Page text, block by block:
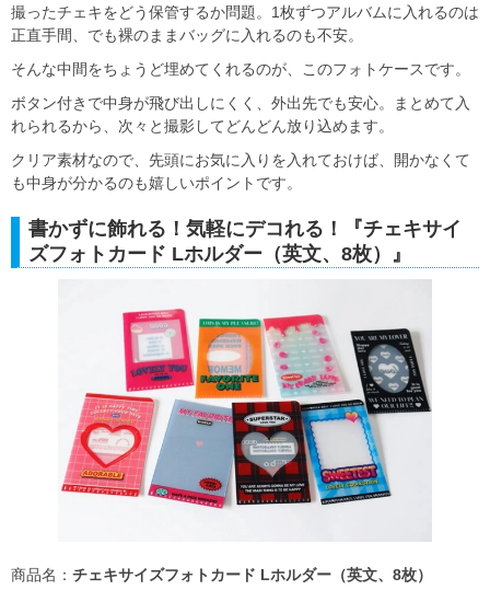
撮ったチェキをどう保管するか問題。1枚ずつアルバムに入れるのは
正直手間、でも裸のままバッグに入れるのも不安。
そんな中間をちょうど埋めてくれるのが、このフォトケースです。
ボタン付きで中身が飛び出しにくく、外出先でも安心。まとめて入
れられるから、次々と撮影してどんどん放り込めます。
クリア素材なので、先頭にお気に入りを入れておけば、開かなくて
も中身が分かるのも嬉しいポイントです。
書かずに飾れる！気軽にデコれる！『チェキサイ
ズフォトカード Lホルダー（英文、8枚）』
商品名： チェキサイズフォトカード Lホルダー（英文、8枚）